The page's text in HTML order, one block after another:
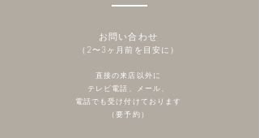
お問い合わせ
（2〜3ヶ月前を目安に）
直接の来店以外に
テレビ電話、メール、
電話でも受け付けております
​（要予約）